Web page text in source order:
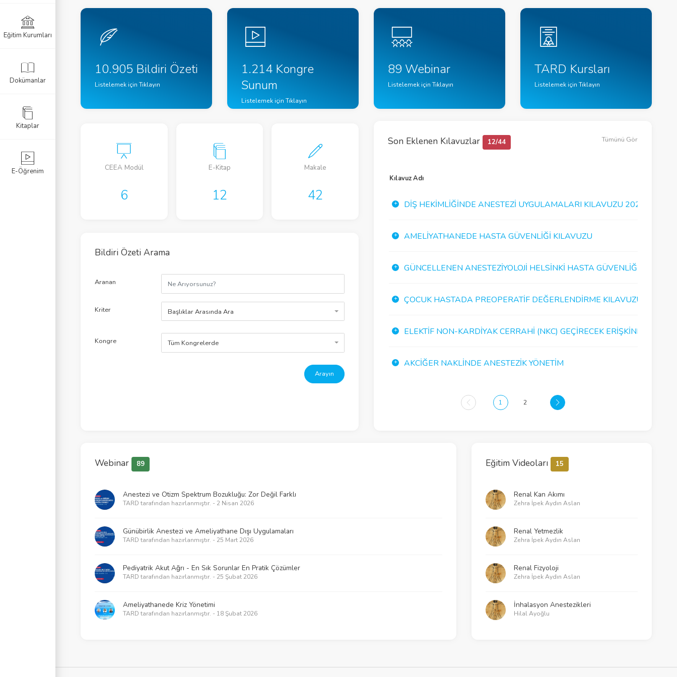
10.905 Bildiri Özeti
Listelemek için Tıklayın
1.214 Kongre
Sunum
Listelemek için Tıklayın
89 Webinar
Listelemek için Tıklayın
TARD Kursları
Listelemek için Tıklayın
CEEA Modül
6
E-Kitap
12
Makale
42 44
Bildiri Özeti Arama
Aranan
Kriter Başlıklar Arasında Ara
Kongre Tüm Kongrelerde
Arayın
Son Eklenen Kılavuzlar 12/44 Tümünü Gör
Kılavuz Adı
DIŞ HEKIMLIĞINDE ANESTEZI UYGULAMALARI KILAVUZU 2026
AMELIYATHANEDE HASTA GÜVENLIĞI KILAVUZU
GÜNCELLENEN ANESTEZIYOLOJI HELSINKI HASTA GÜVENLIĞI 2020
ÇOCUK HASTADA PREOPERATIF DEĞERLENDIRME KILAVUZU
ELEKTIF NON-KARDIYAK CERRAHI (NKC) GEÇIRECEK ERIŞKINLERIN PR...
AKCIĞER NAKLINDE ANESTEZIK YÖNETIM
1 2
Webinar 89
Anestezi ve Otizm Spektrum Bozukluğu: Zor Değil Farklı
TARD tarafından hazırlanmıştır. - 2 Nisan 2026
Günübirlik Anestezi ve Ameliyathane Dışı Uygulamaları
TARD tarafından hazırlanmıştır. - 25 Mart 2026
Pediyatrik Akut Ağrı - En Sık Sorunlar En Pratik Çözümler
TARD tarafından hazırlanmıştır. - 25 Şubat 2026
Ameliyathanede Kriz Yönetimi
TARD tarafından hazırlanmıştır. - 18 Şubat 2026
Eğitim Videoları 15
Renal Kan Akımı
Zehra İpek Aydın Aslan
Renal Yetmezlik
Zehra İpek Aydın Aslan
Renal Fizyoloji
Zehra İpek Aydın Aslan
İnhalasyon Anestezikleri
Hilal Ayoğlu
Eğitim Kurumları
Dokümanlar
Kitaplar
E-Öğrenim